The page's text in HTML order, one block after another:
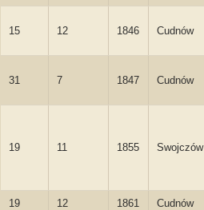
15 12 1846 Cudnów
31 7 1847 Cudnów
19 11 1855 Swojczów
19 12 1861 Cudnów